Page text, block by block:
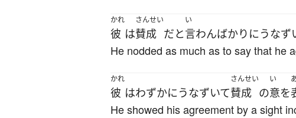
かれ
彼 は
さんせい
賛成 だと
い
言わんばかり にうなず
He nodded as much as to say that he
かれ
彼 はわずかにうなずいて
さんせい
賛成 の
い
意を
He showed his agreement by a sight